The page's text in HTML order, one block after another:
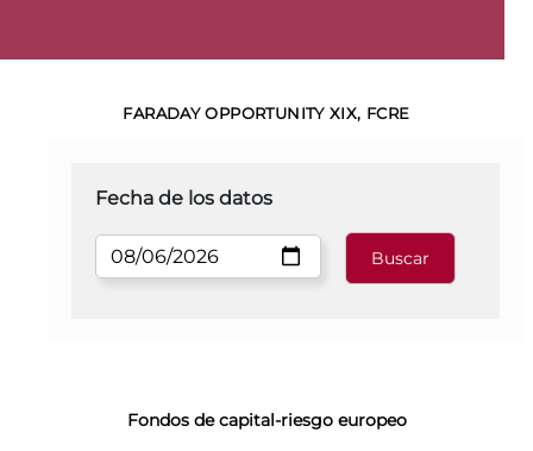
FARADAY OPPORTUNITY XIX, FCRE
Fecha de los datos
Fondos de capital-riesgo europeo